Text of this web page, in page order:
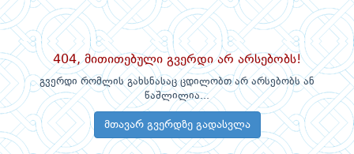
404, მითითებული გვერდი არ არსებობს!
გვერდი რომლის გახსნასაც ცდილობთ არ არსებობს ან
წაშლილია...
მთავარ გვერდზე გადასვლა